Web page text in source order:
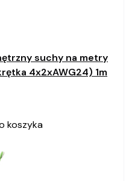
suchy na metry
4x2xAWG24) 1m
koszyka